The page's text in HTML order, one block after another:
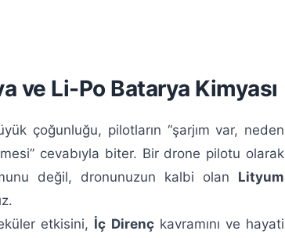
ve Li-Po Batarya Kimyası
çoğunluğu, pilotların “şarjım var, neden
cevabıyla biter. Bir drone pilotu olarak
değil, dronunuzun kalbi olan Lityum
etkisini, İç Dirençkavramını ve hayati